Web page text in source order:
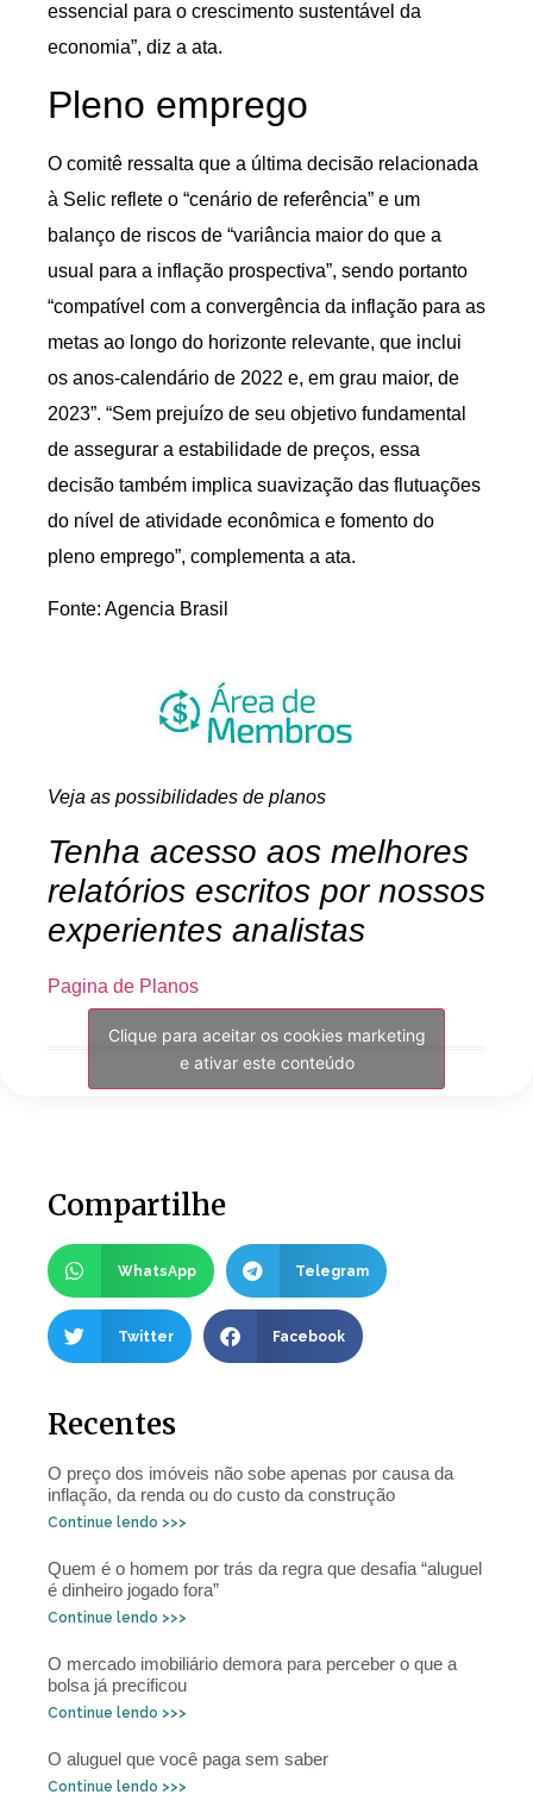
essencial para o crescimento sustentável da
economia”, diz a ata.
Pleno emprego
O comitê ressalta que a última decisão relacionada
à Selic reflete o “cenário de referência” e um
balanço de riscos de “variância maior do que a
usual para a inflação prospectiva”, sendo portanto
“compatível com a convergência da inflação para as
metas ao longo do horizonte relevante, que inclui
os anos-calendário de 2022 e, em grau maior, de
2023”. “Sem prejuízo de seu objetivo fundamental
de assegurar a estabilidade de preços, essa
decisão também implica suavização das flutuações
do nível de atividade econômica e fomento do
pleno emprego”, complementa a ata.
Fonte: Agencia Brasil
Veja as possibilidades de planos
Tenha acesso aos melhores
relatórios escritos por nossos
experientes analistas
Pagina de Planos
Clique para aceitar os cookies marketing
e ativar este conteúdo
Compartilhe
WhatsApp Telegram
Twitter Facebook
Recentes
O preço dos imóveis não sobe apenas por causa da
inflação, da renda ou do custo da construção
Continue lendo >>>
Quem é o homem por trás da regra que desafia “aluguel
é dinheiro jogado fora”
Continue lendo >>>
O mercado imobiliário demora para perceber o que a
bolsa já precificou
Continue lendo >>>
O aluguel que você paga sem saber
Continue lendo >>>